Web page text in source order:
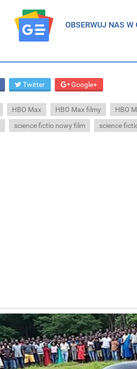
OBSERWUJ NAS W
Twitter Google+
HBO Max HBO Max filmy HBO
science fictio nowy film science